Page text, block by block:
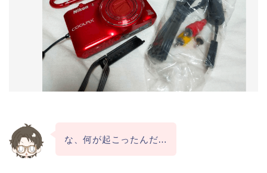
な、何が起こったんだ…